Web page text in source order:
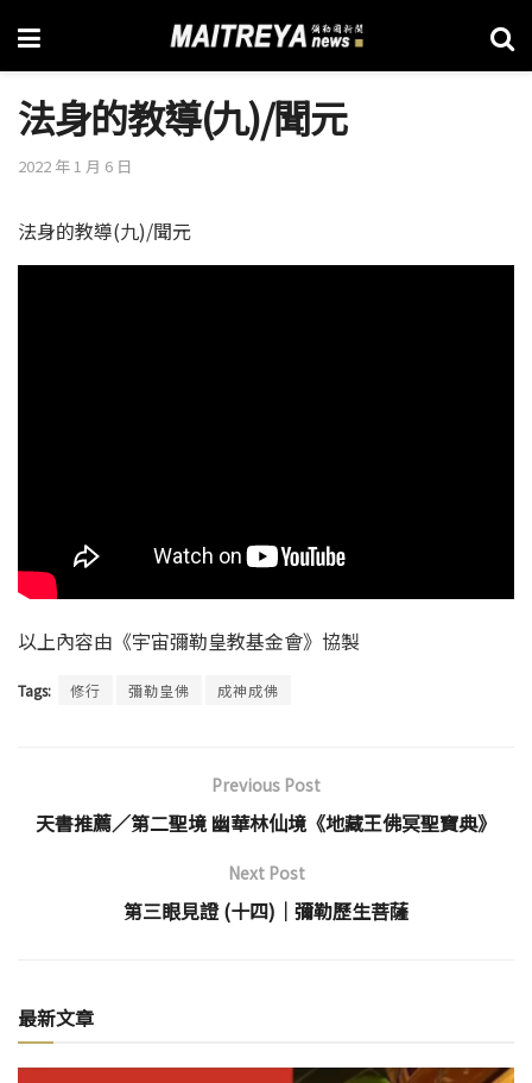
法身的教導(九)/聞元
2022 年 1 月 6 日
法身的教導(九)/聞元
以上內容由《宇宙彌勒皇教基金會》協製
Tags: 修行 彌勒皇佛 成神成佛
Previous Post
天書推薦／第二聖境 幽華林仙境《地藏王佛冥聖寶典》
Next Post
第三眼見證 (十四)│彌勒歷生菩薩
最新文章